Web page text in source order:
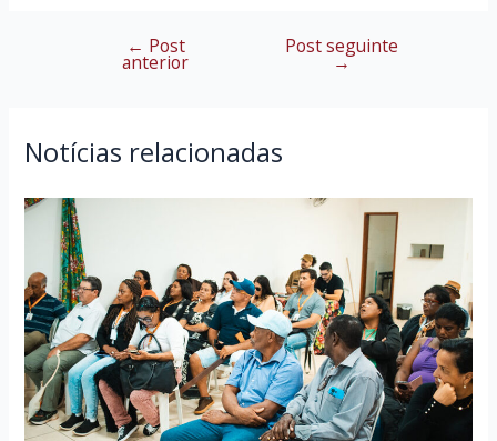
Navegação
← Post
anterior
Post seguinte
→
Notícias relacionadas